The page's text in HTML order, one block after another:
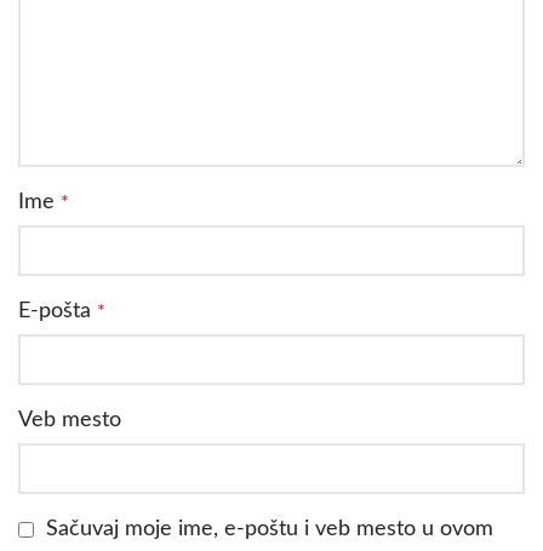
Ime *
E-pošta *
Veb mesto
Sačuvaj moje ime, e-poštu i veb mesto u ovom